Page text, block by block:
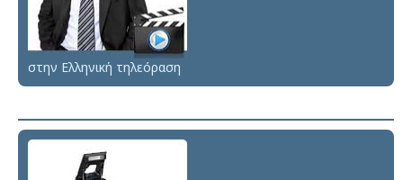
στην Ελληνική τηλεόραση